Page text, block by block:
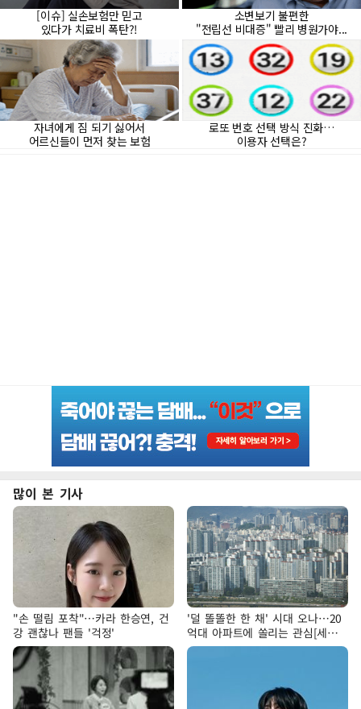
많이 본 기사
"손 떨림 포착"…카라 한승연, 건
강 괜찮나 팬들 '걱정'
'덜 똘똘한 한 채' 시대 오나…20
억대 아파트에 쏠리는 관심[세제
개편, 그 이후②]